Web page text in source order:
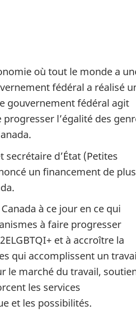
où tout le monde a
fédéral a réalisé
gouvernement fédéral agit
l’égalité des
secrétaire d’État (Petites
un financement de
à ce jour en ce qui
à faire progresser
et à accroître la
qui accomplissent un
le marché du travail,
les services
et les possibilités.